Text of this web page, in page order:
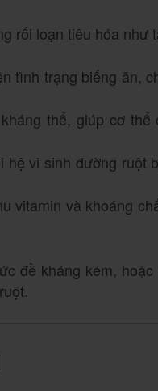
rối loạn tiêu hóa như
tình trạng biếng ăn,
thể, giúp cơ thể
hệ vi sinh đường ruột
vitamin và khoáng
đề kháng kém,